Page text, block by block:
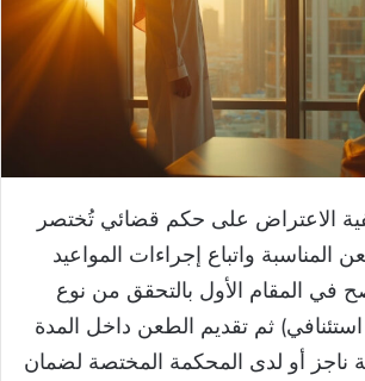
الاعتراض على حكم قضائي تُختصر
المناسبة واتباع إجراءات المواعيد
في المقام الأول بالتحقق من نوع
استئنافي) ثم تقديم الطعن داخل المدة
ناجز أو لدى المحكمة المختصة لضمان